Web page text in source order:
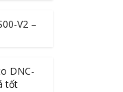
V2 –
DNC-
tốt